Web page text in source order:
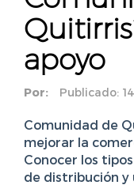
apoyo
Por: Publicado:
Comunidad de
mejorar la
Conocer los
de distribución y